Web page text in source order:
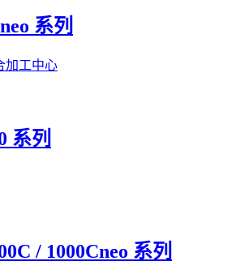
系列
加工中心
系列
/ 1000Cneo 系列